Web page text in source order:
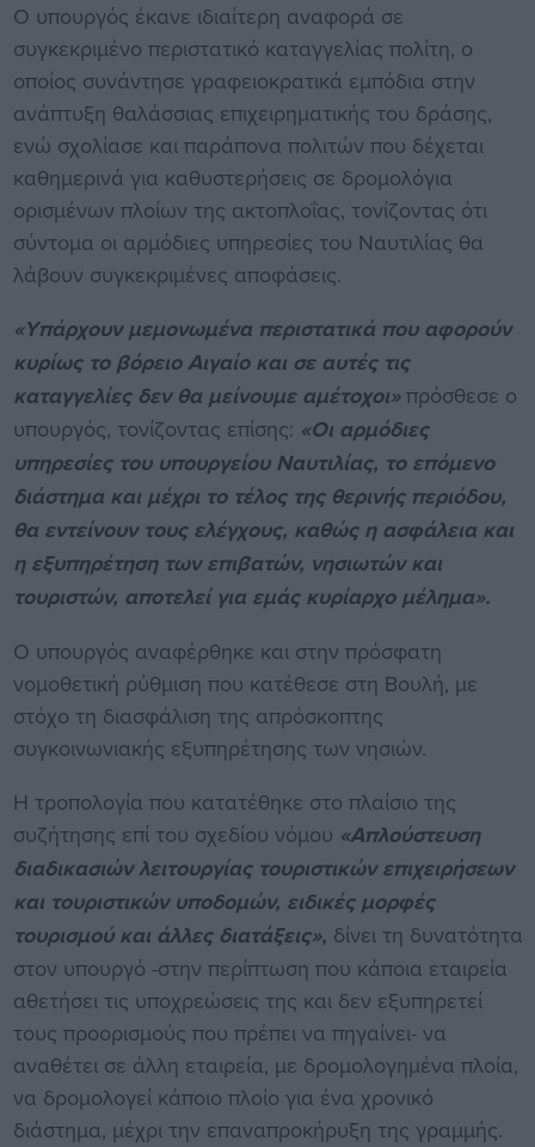
Ο υπουργός έκανε ιδιαίτερη αναφορά σε
συγκεκριμένο περιστατικό καταγγελίας πολίτη, ο
οποίος συνάντησε γραφειοκρατικά εμπόδια στην
ανάπτυξη θαλάσσιας επιχειρηματικής του δράσης,
ενώ σχολίασε και παράπονα πολιτών που δέχεται
καθημερινά για καθυστερήσεις σε δρομολόγια
ορισμένων πλοίων της ακτοπλοΐας, τονίζοντας ότι
σύντομα οι αρμόδιες υπηρεσίες του Ναυτιλίας θα
λάβουν συγκεκριμένες αποφάσεις.
«Υπάρχουν μεμονωμένα περιστατικά που αφορούν
κυρίως το βόρειο Αιγαίο και σε αυτές τις
καταγγελίες δεν θα μείνουμε αμέτοχοι»πρόσθεσε ο
υπουργός, τονίζοντας επίσης: «Οι αρμόδιες
υπηρεσίες του υπουργείου Ναυτιλίας, το επόμενο
διάστημα και μέχρι το τέλος της θερινής περιόδου,
θα εντείνουν τους ελέγχους, καθώς η ασφάλεια και
η εξυπηρέτηση των επιβατών, νησιωτών και
τουριστών, αποτελεί για εμάς κυρίαρχο μέλημα».
Ο υπουργός αναφέρθηκε και στην πρόσφατη
νομοθετική ρύθμιση που κατέθεσε στη Βουλή, με
στόχο τη διασφάλιση της απρόσκοπτης
συγκοινωνιακής εξυπηρέτησης των νησιών.
Η τροπολογία που κατατέθηκε στο πλαίσιο της
συζήτησης επί του σχεδίου νόμου «Απλούστευση
διαδικασιών λειτουργίας τουριστικών επιχειρήσεων
και τουριστικών υποδομών, ειδικές μορφές
τουρισμού και άλλες διατάξεις», δίνει τη δυνατότητα
στον υπουργό -στην περίπτωση που κάποια εταιρεία
αθετήσει τις υποχρεώσεις της και δεν εξυπηρετεί
τους προορισμούς που πρέπει να πηγαίνει- να
αναθέτει σε άλλη εταιρεία, με δρομολογημένα πλοία,
να δρομολογεί κάποιο πλοίο για ένα χρονικό
διάστημα, μέχρι την επαναπροκήρυξη της γραμμής.